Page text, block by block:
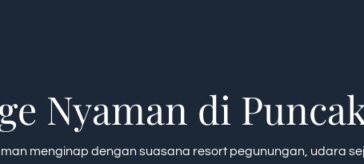
Nyaman di
menginap dengan suasana resort pegunungan, udara